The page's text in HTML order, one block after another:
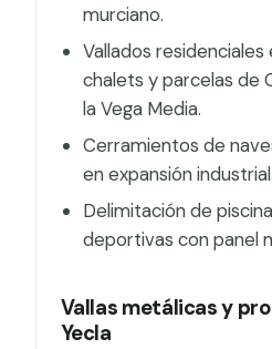
murciano.
Vallados residenciales
chalets y parcelas de
la Vega Media.
Cerramientos de
en expansión industrial.
Delimitación de
deportivas con panel
Vallas metálicas y
Yecla